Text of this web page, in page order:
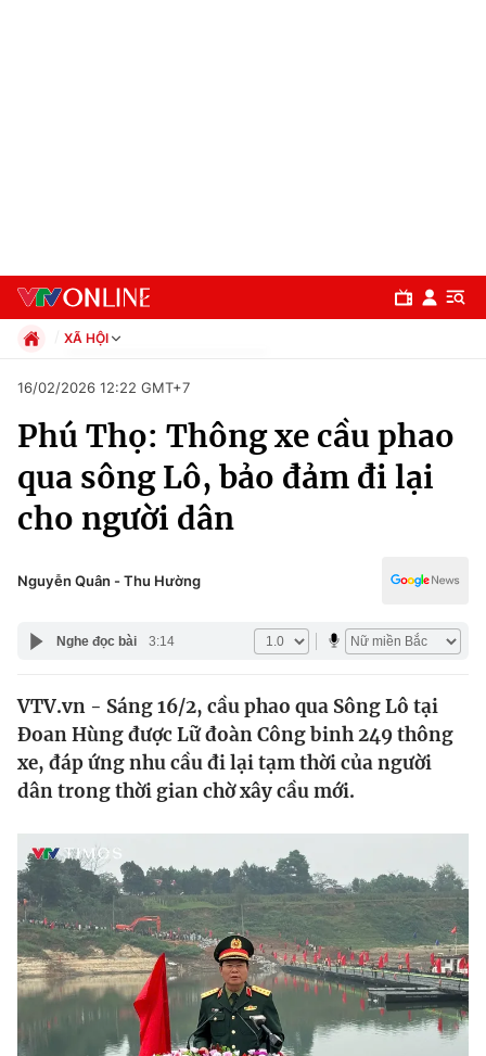
Chuyên mục
Chính trị
Thế giới
Tin tức
Thế giới đó đây
Câu chuyện quốc tế
Tài chính
Thị trường
Góc doanh nghiệp
Dữ liệu và đời sống
Truyền hình
Phim VTV
Hậu trường
Giải trí
XÃ HỘI
Xã hội
Pháp luật
Thể thao
Truyền hình
Văn hóa - Giải trí
Giáo dục
16/02/2026 12:22 GMT+7
Phú Thọ: Thông xe cầu phao
qua sông Lô, bảo đảm đi lại
cho người dân
Nguyễn Quân - Thu Hường
Nghe đọc bài 3:14
VTV.vn - Sáng 16/2, cầu phao qua Sông Lô tại
Đoan Hùng được Lữ đoàn Công binh 249 thông
xe, đáp ứng nhu cầu đi lại tạm thời của người
dân trong thời gian chờ xây cầu mới.